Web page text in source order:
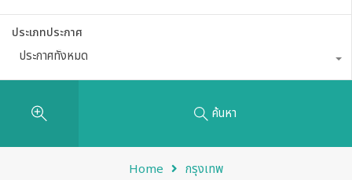
ประเภทประกาศ
ประกาศทั้งหมด
ค้นหา
Home กรุงเทพ